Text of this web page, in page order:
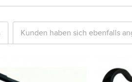
Kunden haben sich ebenfalls